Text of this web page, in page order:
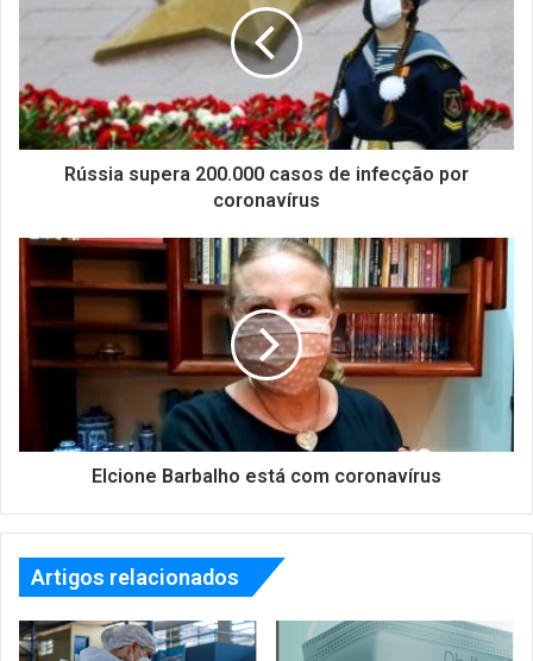
Rússia supera 200.000 casos de infecção por
coronavírus
Elcione Barbalho está com coronavírus
Artigos relacionados